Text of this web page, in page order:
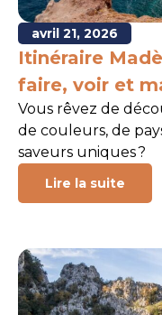
avril 21, 2026
Itinéraire
faire, voir et
Vous rêvez de
de couleurs, de
saveurs uniques ?
Lire la suite